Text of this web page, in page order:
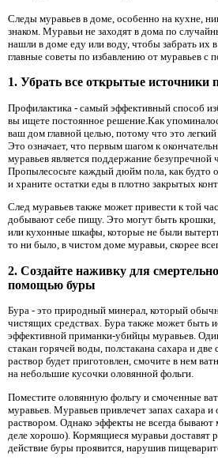
Следы муравьев в доме, особенно на кухне,
знаком. Муравьи не заходят в дома по
нашли в доме еду или воду, чтобы забрать
главные советы по избавлению от муравьев
1. Убрать все открытые источники
Профилактика - самый эффективный способ
вы ищете постоянное решение.Как
ваш дом главной целью, потому что это
Это означает, что первым шагом к
муравьев является поддержание безупречной
Пропылесосьте каждый дюйм пола, как будто
и храните остатки еды в плотно закрытых
След муравьев также может привести к той
добывают себе пищу. Это могут быть
или кухонные шкафы, которые не были
то ни было, в чистом доме муравьи, скорее
2. Создайте наживку для
помощью буры
Бура - это природный минерал, который
чистящих средствах. Бура также может быть
эффективной приманки-убийцы муравьев.
стакан горячей воды, полстакана сахара и
раствор будет приготовлен, смочите в нем
на небольшие кусочки оловянной фольги.
Поместите оловянную фольгу и смоченные
муравьев. Муравьев привлечет запах сахара и
раствором. Однако эффекты не всегда
деле хорошо). Кормящиеся муравьи доставят
действие буры проявится, нарушив